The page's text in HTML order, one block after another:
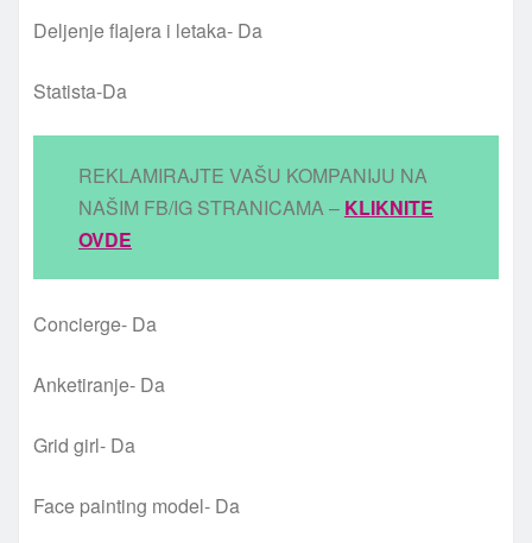
Deljenje flajera i letaka- Da
Statista-Da
REKLAMIRAJTE VAŠU KOMPANIJU NA
NAŠIM FB/IG STRANICAMA – KLIKNITE
OVDE
Concierge- Da
Anketiranje- Da
Grid girl- Da
Face painting model- Da